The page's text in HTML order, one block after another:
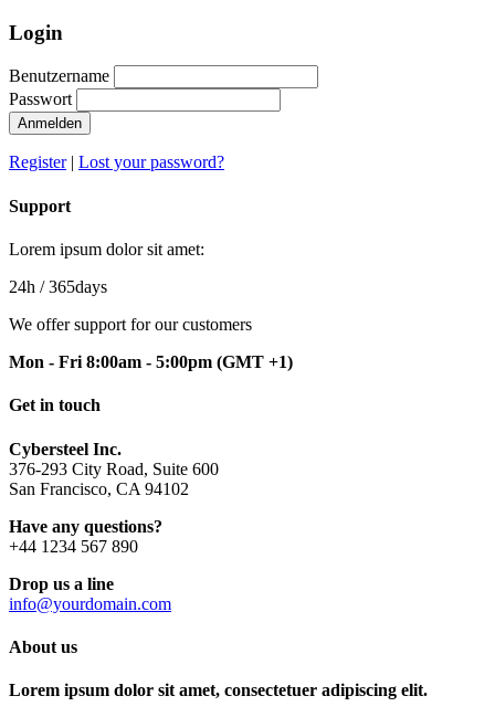
Login
Benutzername
Passwort
Anmelden
Register| Lost your password?
Support
Lorem ipsum dolor sit amet:
24h / 365days
We offer support for our customers
Mon - Fri 8:00am - 5:00pm (GMT +1)
Get in touch
Cybersteel Inc.
376-293 City Road, Suite 600
San Francisco, CA 94102
Have any questions?
+44 1234 567 890
Drop us a line
info@yourdomain.com
About us
Lorem ipsum dolor sit amet, consectetuer adipiscing elit.